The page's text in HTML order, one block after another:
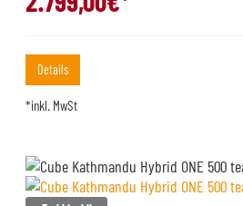
Details
*inkl. MwSt